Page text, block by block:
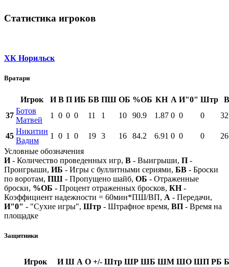
Статистика игроков
ХК Норильск
Вратари
Игрок И В П ИБ БВ ПШ ОБ %ОБ КН А И"0" Штр
37
Ботов
Матвей
1 0 0 0 11 1 10 90.9 1.87 0 0 0
45
Никитин
Вадим
1 0 1 0 19 3 16 84.2 6.91 0 0 0
Условные обозначения
И- Количество проведенных игр, В - Выигрыши, П -
Проигрыши, ИБ - Игры с буллитными сериями, БВ - Броски
по воротам, ПШ - Пропущено шайб, ОБ - Отраженные
броски, %ОБ - Процент отраженных бросков, КН-
Коэффициент надежности = 60мин*ПШ/ВП, А - Передачи,
И"0" - "Сухие игры", Штр - Штрафное время, ВП - Время на
площадке
Защитники
Игрок И Ш А О +/- Штр ШР ШБ ШМ ШО ШП РБ